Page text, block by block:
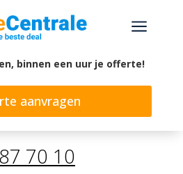
a
binnen een uur je offerte!
aanvragen
70 10